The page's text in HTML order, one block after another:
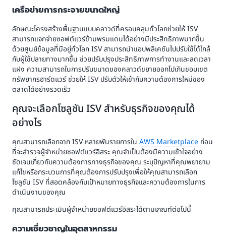
เครือข่ายการกระจายขนาดใหญ่
ลักษณะโครงสร้างพื้นฐานแบบคลาวด์ที่ครอบคลุมทั่วโลกช่วยให้ ISV
สามารถแจกจ่ายซอฟต์แวร์ข้ามพรมแดนได้อย่างมีประสิทธิภาพมากขึ้น
ด้วยศูนย์ข้อมูลที่มีอยู่ทั่วโลก ISV สามารถนำแอปพลิเคชันไปปรับใช้ได้ใกล้
กับผู้ใช้ปลายทางมากขึ้น ช่วยปรับปรุงประสิทธิภาพการทำงานและลดเวลา
แฝง ความสามารถในการปรับขนาดของคลาวด์ขยายออกไปเกินขอบเขต
ทรัพยากรฮาร์ดแวร์ ช่วยให้ ISV ปรับตัวให้เข้ากับความต้องการใหม่ของ
ตลาดได้อย่างรวดเร็ว
คุณจะเลือกโซลูชัน ISV สำหรับธุรกิจของคุณได้
อย่างไร
คุณสามารถเลือกจาก ISV หลายพันรายการใน AWS Marketplace ก่อน
ที่จะสำรวจผู้จำหน่ายซอฟต์แวร์อิสระ คุณจำเป็นต้องมีความเข้าใจอย่าง
ชัดเจนเกี่ยวกับความต้องการทางธุรกิจของคุณ ระบุปัญหาที่คุณพยายาม
แก้ไขหรือกระบวนการที่คุณต้องการปรับปรุงเพื่อให้คุณสามารถเลือก
โซลูชัน ISV ที่สอดคล้องกับเป้าหมายทางธุรกิจและความต้องการในการ
ดำเนินงานของคุณ
คุณสามารถประเมินผู้จำหน่ายซอฟต์แวร์อิสระได้ตามเกณฑ์ต่อไปนี้
ความเชี่ยวชาญในอุตสาหกรรม